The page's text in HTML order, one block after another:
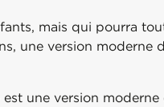
mais qui pourra
une version moderne
une version